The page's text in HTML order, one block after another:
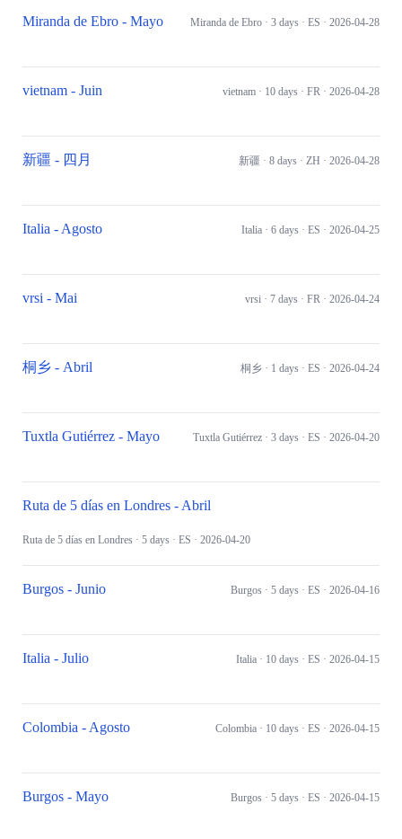
Miranda de Ebro - Mayo Miranda de Ebro · 3 days · ES · 2026-04-28
vietnam - Juin vietnam · 10 days · FR · 2026-04-28
新疆 - 四月 新疆 · 8 days · ZH · 2026-04-28
Italia - Agosto Italia · 6 days · ES · 2026-04-25
vrsi - Mai vrsi · 7 days · FR · 2026-04-24
桐乡 - Abril 桐乡 · 1 days · ES · 2026-04-24
Tuxtla Gutiérrez - Mayo Tuxtla Gutiérrez · 3 days · ES · 2026-04-20
Ruta de 5 días en Londres - Abril
Ruta de 5 días en Londres · 5 days · ES · 2026-04-20
Burgos - Junio Burgos · 5 days · ES · 2026-04-16
Italia - Julio Italia · 10 days · ES · 2026-04-15
Colombia - Agosto Colombia · 10 days · ES · 2026-04-15
Burgos - Mayo Burgos · 5 days · ES · 2026-04-15